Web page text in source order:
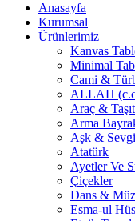
Anasayfa
Kurumsal
Ürünlerimiz
Kanvas
Minimal
Cami &
ALLAH
Araç &
Arma
Aşk & Sevgi
Atatürk
Ayetler Ve
Çiçekler
Dans &
Esma-ul